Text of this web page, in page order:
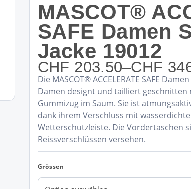
MASCOT®
SAFE Damen
Jacke 19012
CHF 203.50–CHF
Preisspanne:
CHF 203.50
bis
CHF 346.10
Die MASCOT® ACCELERATE SAFE
Damen designt und tailliert
Gummizug im Saum. Sie ist
dank ihrem Verschluss mit
Wetterschutzleiste. Die Vordertaschen
Reissverschlüssen versehen.
Grössen